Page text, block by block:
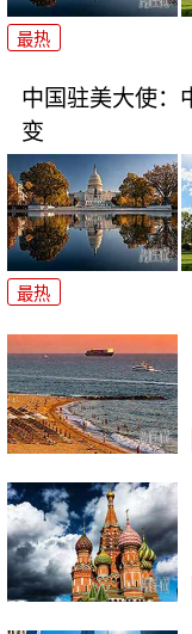
最热
中国驻美大使：
变
最热